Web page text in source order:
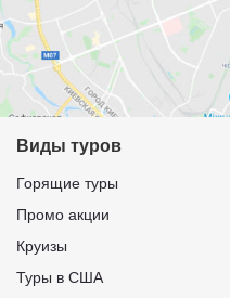
Виды туров
Горящие туры
Промо акции
Круизы
Туры в США